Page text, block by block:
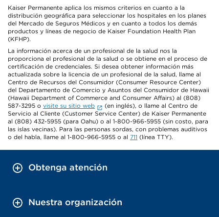
Kaiser Permanente aplica los mismos criterios en cuanto a la
distribución geográfica para seleccionar los hospitales en los planes
del Mercado de Seguros Médicos y en cuanto a todos los demás
productos y líneas de negocio de Kaiser Foundation Health Plan
(KFHP).
La información acerca de un profesional de la salud nos la
proporciona el profesional de la salud o se obtiene en el proceso de
certificación de credenciales. Si desea obtener información más
actualizada sobre la licencia de un profesional de la salud, llame al
Centro de Recursos del Consumidor (Consumer Resource Center)
del Departamento de Comercio y Asuntos del Consumidor de Hawaii
(Hawaii Department of Commerce and Consumer Affairs) al (808)
587-3295 o visite su sitio web
(en inglés), o llame al Centro de
Servicio al Cliente (Customer Service Center) de Kaiser Permanente
al (808) 432-5955 (para Oahu) o al 1-800-966-5955 (sin costo, para
las islas vecinas). Para las personas sordas, con problemas auditivos
o del habla, llame al 1-800-966-5955 o al 711 (línea TTY).
Obtenga atención
Nuestra organización